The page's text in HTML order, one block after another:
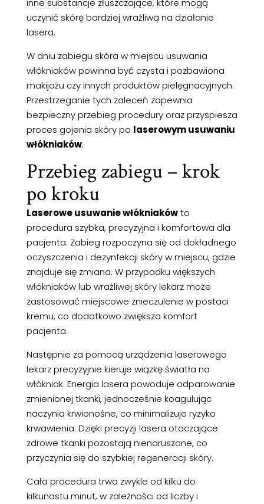
inne substancje złuszczające, które mogą
uczynić skórę bardziej wrażliwą na działanie
lasera.
W dniu zabiegu skóra w miejscu usuwania
włókniaków powinna być czysta i pozbawiona
makijażu czy innych produktów pielęgnacyjnych.
Przestrzeganie tych zaleceń zapewnia
bezpieczny przebieg procedury oraz przyspiesza
proces gojenia skóry po laserowym usuwaniu
włókniaków.
Przebieg zabiegu – krok
po kroku
Laserowe usuwanie włókniakówto
procedura szybka, precyzyjna i komfortowa dla
pacjenta. Zabieg rozpoczyna się od dokładnego
oczyszczenia i dezynfekcji skóry w miejscu, gdzie
znajduje się zmiana. W przypadku większych
włókniaków lub wrażliwej skóry lekarz może
zastosować miejscowe znieczulenie w postaci
kremu, co dodatkowo zwiększa komfort
pacjenta.
Następnie za pomocą urządzenia laserowego
lekarz precyzyjnie kieruje wiązkę światła na
włókniak. Energia lasera powoduje odparowanie
zmienionej tkanki, jednocześnie koagulując
naczynia krwionośne, co minimalizuje ryzyko
krwawienia. Dzięki precyzji lasera otaczające
zdrowe tkanki pozostają nienaruszone, co
przyczynia się do szybkiej regeneracji skóry.
Cała procedura trwa zwykle od kilku do
kilkunastu minut, w zależności od liczby i